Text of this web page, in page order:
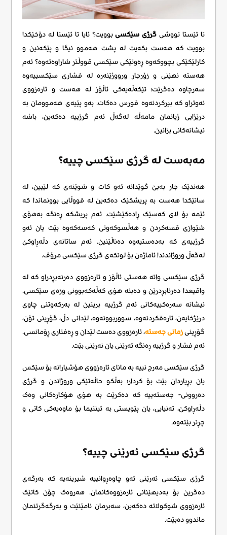
تا ئێستا تووشی گرژی سێکسیبوویت؟ ئایا تا ئێستا لە دۆخێکدا
بوویت کە هەست بکەیت لە پشت هەموو نیگا و پێکەنین و
کارلێکێکی بچووکەوە ڕەوتێکی سێکسی قووڵتر شاراوەتەوە؟ ئەم
هەستە نهێنی و زۆرجار ورووژێنەرە لە فشاری سێکسییەوە
سەرچاوە دەگرێت؛ تێکەڵەیەکی ئاڵۆز لە هەست و ئارەزووی
نەوتراو کە بیرکردنەوە قورس دەکات. بەو پێیەی هەموومان بە
درێژایی ژیانمان مامەڵە لەگەڵ ئەم گرژییە دەکەین، باشە
نیشانەکانی بزانین.
مەبەست لە گرژی سێکسی چییە؟
هەندێک جار بەبێ گوێدانە ئەو کات و شوێنەی کە لێیین، لە
ساتێکدا هەست بە پریشکێک دەکەین لە قووڵایی بوونماندا کە
ئێمە بۆ لای کەسێک ڕادەکێشێت. ئەم پریشکە ڕەنگە بەهۆی
شێوازی قسەکردن و هەڵسوکەوتی کەسەکەوە بێت یان ئەو
گرژییەی کە بەدەستیەوە دەناڵێنین. ئەم ساتانەی دڵەڕاوکێ
لەگەڵ وروژاندندا ئاماژەن بۆ لوتکەی گرژی سێکسی مرۆڤ.
گرژی سێکسی واتە هەستی ئاڵۆز و ئارەزووی دەرنەبڕدراو کە لە
واقیعدا دەرنابڕدرێن و دەبنە هۆی کەڵەکەبوونی وزەی سێکسی.
نیشانە سەرەکییەکانی ئەم گرژییە بریتین لە بەرکەوتنی چاوی
درێژخایەن، ئارەقکردنەوە، سووربوونەوە، لێدانی دڵ، گۆڕینی تۆن،
گۆڕینیزمانی جەستە، ئارەزووی دەست لێدان و ڕەفتاری ڕۆمانسی.
ئەم فشار و گرژییە ڕەنگە ئەرێنی یان نەرێنی بێت.
گرژی سێکسی مەرج نییە بە مانای ئارەزووی هۆشیارانە بۆ سێکس
یان بڕیاردان بێت بۆ کردار؛ بەڵکو حاڵەتێکی وروژاندن و گرژی
دەروونی- جەستەییە کە دەکرێت بە هۆی هۆکارەکانی وەک
دڵەڕاوکێ، تەنیایی، یان پێویستی بە ئینتیما بۆ ماوەیەکی کاتی و
چڕتر بێتەوە.
گرژی سێکسی ئەرێنی چییە؟
گرژی سێکسی ئەرێنی ئەو چاوەڕوانییە شیرینەیە کە بەرگەی
دەگرین بۆ بەدیهێنانی ئارەزووەکانمان. هەروەک چۆن کاتێک
ئارەزووی شوکولاتە دەکەین، سەبرمان نامێنێت و بەرگەگرتنمان
ماندوو دەبێت.